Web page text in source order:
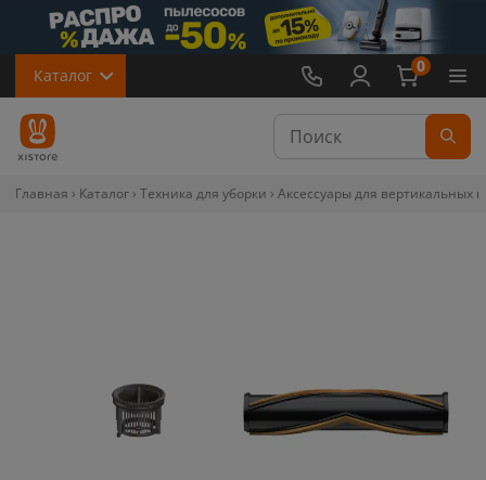
Каталог 0
Главная Каталог Техника для уборки Аксессуары для вертикальных